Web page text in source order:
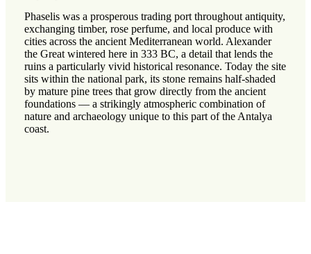
Phaselis was a prosperous trading port throughout antiquity,
exchanging timber, rose perfume, and local produce with
cities across the ancient Mediterranean world. Alexander
the Great wintered here in 333 BC, a detail that lends the
ruins a particularly vivid historical resonance. Today the site
sits within the national park, its stone remains half-shaded
by mature pine trees that grow directly from the ancient
foundations — a strikingly atmospheric combination of
nature and archaeology unique to this part of the Antalya
coast.